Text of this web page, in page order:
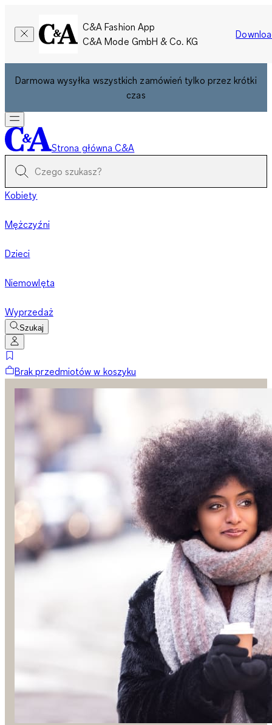
C&A Fashion App
C&A Mode GmbH & Co. KG
Darmowa wysyłka wszystkich zamówień tylko przez krótki
czas
Strona główna C&A
Kobiety
Mężczyźni
Dzieci
Niemowlęta
Wyprzedaż
Szukaj
Brak przedmiotów w koszyku